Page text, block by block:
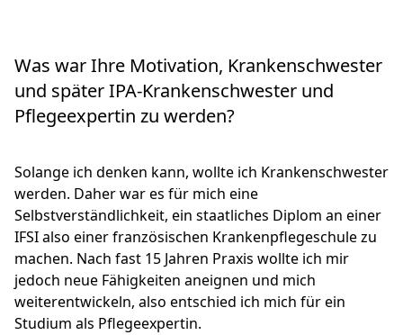
Was war Ihre Motivation, Krankenschwester
und später IPA-Krankenschwester und
Pflegeexpertin zu werden?
Solange ich denken kann, wollte ich Krankenschwester
werden. Daher war es für mich eine
Selbstverständlichkeit, ein staatliches Diplom an einer
IFSI also einer französischen Krankenpflegeschule zu
machen. Nach fast 15 Jahren Praxis wollte ich mir
jedoch neue Fähigkeiten aneignen und mich
weiterentwickeln, also entschied ich mich für ein
Studium als Pflegeexpertin.